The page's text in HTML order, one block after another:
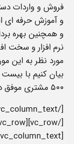
فروش و واردات
و آموزش حرفه ای
و همچنین بهره
نرم افزار و سخت
مورد نظر به این
بیان کنیم با
۵۰۰ مشتری موفق در این امر پیشرو هستیم.
[vc_column_text]